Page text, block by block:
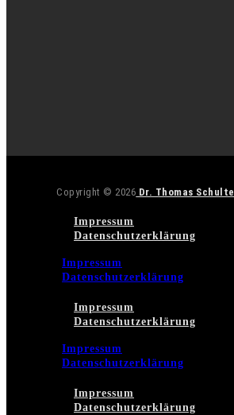
Copyright © 2026 Dr. Thomas Schulte
Impressum
Datenschutzerklärung
Impressum
Datenschutzerklärung
Impressum
Datenschutzerklärung
Impressum
Datenschutzerklärung
Impressum
Datenschutzerklärung